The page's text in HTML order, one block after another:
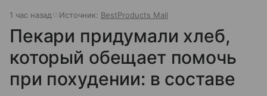
1 час назад Источник: BestProducts Mail
Пекари придумали хлеб,
который обещает помочь
при похудении: в составе